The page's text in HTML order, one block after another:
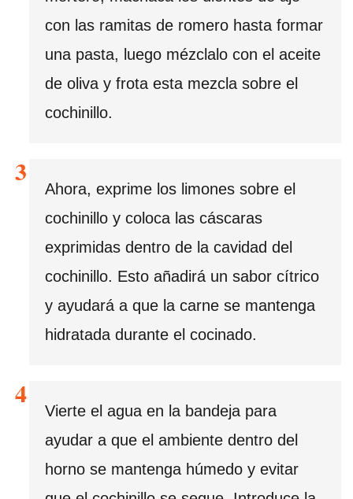
con las ramitas de romero hasta formar
una pasta, luego mézclalo con el aceite
de oliva y frota esta mezcla sobre el
cochinillo.
Ahora, exprime los limones sobre el
cochinillo y coloca las cáscaras
exprimidas dentro de la cavidad del
cochinillo. Esto añadirá un sabor cítrico
y ayudará a que la carne se mantenga
hidratada durante el cocinado.
Vierte el agua en la bandeja para
ayudar a que el ambiente dentro del
horno se mantenga húmedo y evitar